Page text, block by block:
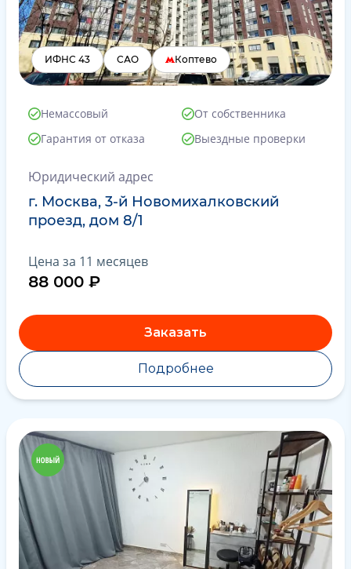
ИФНС 43 САО Коптево
Немассовый
От собственника
Гарантия от отказа
Выездные проверки
Юридический адрес
г. Москва, 3-й Новомихалковский
проезд, дом 8/1
Цена за 11 месяцев
88 000 ₽
Заказать
Подробнее